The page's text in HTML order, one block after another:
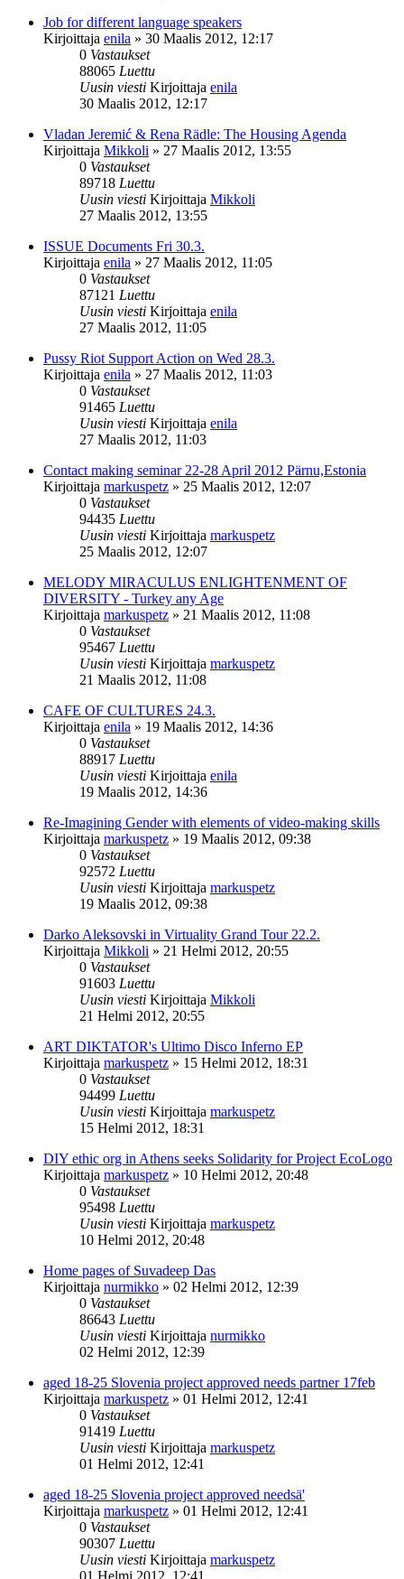
Job for different language speakers
Kirjoittaja enila » 30 Maalis 2012, 12:17
0 Vastaukset
88065 Luettu
Uusin viesti Kirjoittaja enila
30 Maalis 2012, 12:17
Vladan Jeremić & Rena Rädle: The Housing Agenda
Kirjoittaja Mikkoli » 27 Maalis 2012, 13:55
0 Vastaukset
89718 Luettu
Uusin viesti Kirjoittaja Mikkoli
27 Maalis 2012, 13:55
ISSUE Documents Fri 30.3.
Kirjoittaja enila » 27 Maalis 2012, 11:05
0 Vastaukset
87121 Luettu
Uusin viesti Kirjoittaja enila
27 Maalis 2012, 11:05
Pussy Riot Support Action on Wed 28.3.
Kirjoittaja enila » 27 Maalis 2012, 11:03
0 Vastaukset
91465 Luettu
Uusin viesti Kirjoittaja enila
27 Maalis 2012, 11:03
Contact making seminar 22-28 April 2012 Pärnu,Estonia
Kirjoittaja markuspetz » 25 Maalis 2012, 12:07
0 Vastaukset
94435 Luettu
Uusin viesti Kirjoittaja markuspetz
25 Maalis 2012, 12:07
MELODY MIRACULUS ENLIGHTENMENT OF
DIVERSITY - Turkey any Age
Kirjoittaja markuspetz » 21 Maalis 2012, 11:08
0 Vastaukset
95467 Luettu
Uusin viesti Kirjoittaja markuspetz
21 Maalis 2012, 11:08
CAFE OF CULTURES 24.3.
Kirjoittaja enila » 19 Maalis 2012, 14:36
0 Vastaukset
88917 Luettu
Uusin viesti Kirjoittaja enila
19 Maalis 2012, 14:36
Re-Imagining Gender with elements of video-making skills
Kirjoittaja markuspetz » 19 Maalis 2012, 09:38
0 Vastaukset
92572 Luettu
Uusin viesti Kirjoittaja markuspetz
19 Maalis 2012, 09:38
Darko Aleksovski in Virtuality Grand Tour 22.2.
Kirjoittaja Mikkoli » 21 Helmi 2012, 20:55
0 Vastaukset
91603 Luettu
Uusin viesti Kirjoittaja Mikkoli
21 Helmi 2012, 20:55
ART DIKTATOR's Ultimo Disco Inferno EP
Kirjoittaja markuspetz » 15 Helmi 2012, 18:31
0 Vastaukset
94499 Luettu
Uusin viesti Kirjoittaja markuspetz
15 Helmi 2012, 18:31
DIY ethic org in Athens seeks Solidarity for Project EcoLogo
Kirjoittaja markuspetz » 10 Helmi 2012, 20:48
0 Vastaukset
95498 Luettu
Uusin viesti Kirjoittaja markuspetz
10 Helmi 2012, 20:48
Home pages of Suvadeep Das
Kirjoittaja nurmikko » 02 Helmi 2012, 12:39
0 Vastaukset
86643 Luettu
Uusin viesti Kirjoittaja nurmikko
02 Helmi 2012, 12:39
aged 18-25 Slovenia project approved needs partner 17feb
Kirjoittaja markuspetz » 01 Helmi 2012, 12:41
0 Vastaukset
91419 Luettu
Uusin viesti Kirjoittaja markuspetz
01 Helmi 2012, 12:41
aged 18-25 Slovenia project approved needsä'
Kirjoittaja markuspetz » 01 Helmi 2012, 12:41
0 Vastaukset
90307 Luettu
Uusin viesti Kirjoittaja markuspetz
01 Helmi 2012, 12:41